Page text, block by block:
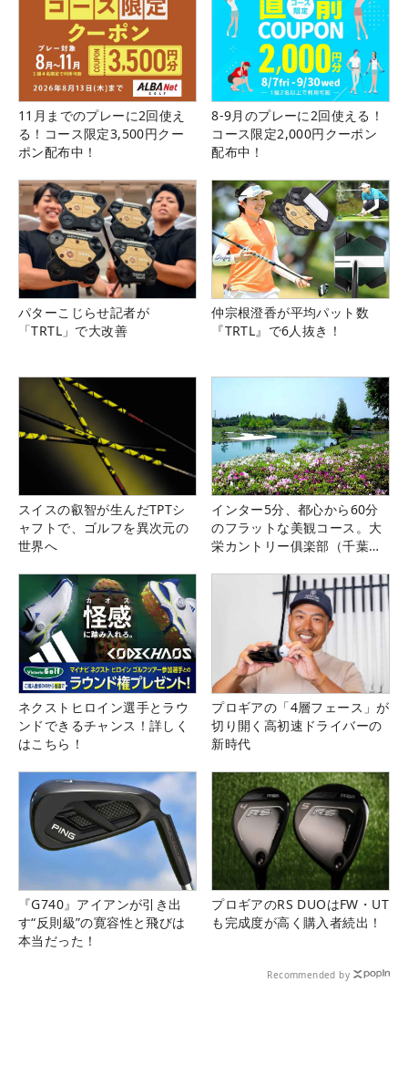
11月までのプレーに2回使え
る！コース限定3,500円クー
ポン配布中！
8-9月のプレーに2回使える！
コース限定2,000円クーポン
配布中！
パターこじらせ記者が
「TRTL」で大改善
仲宗根澄香が平均パット数
『TRTL』で6人抜き！
スイスの叡智が生んだTPTシ
ャフトで、ゴルフを異次元の
世界へ
インター5分、都心から60分
のフラットな美観コース。大
栄カントリー俱楽部（千葉
ネクストヒロイン選手とラウ
ンドできるチャンス！詳しく
はこちら！
プロギアの「4層フェース」が
切り開く高初速ドライバーの
新時代
『G740』アイアンが引き出
す“反則級”の寛容性と飛びは
本当だった！
プロギアのRS DUOはFW・UT
も完成度が高く購入者続出！
Recommended by